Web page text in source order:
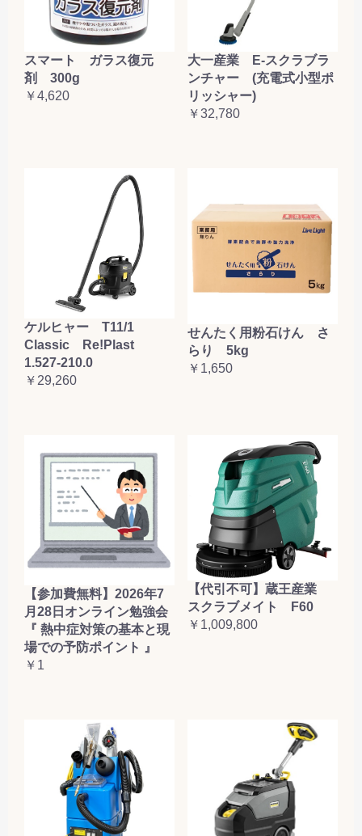
スマート ガラス復元
剤 300g
￥4,620
大一産業 E-スクラブラ
ンチャー (充電式小型ポ
リッシャー)
￥32,780
ケルヒャー T11/1
Classic Re!Plast
1.527-210.0
￥29,260
せんたく用粉石けん さ
らり 5kg
￥1,650
【参加費無料】2026年7
月28日オンライン勉強会
『 熱中症対策の基本と現
場での予防ポイント 』
￥1
【代引不可】蔵王産業
スクラブメイト F60
￥1,009,800